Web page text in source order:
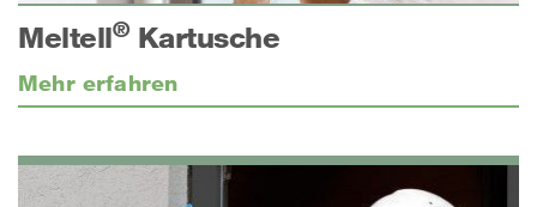
Meltell®Kartusche
Mehr erfahren